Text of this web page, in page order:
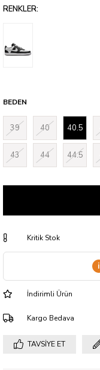
RENKLER:
BEDEN
39 40 40.5
43 44 44.5
Kritik Stok
i
İndirimli Ürün
Kargo Bedava
TAVSIYE ET